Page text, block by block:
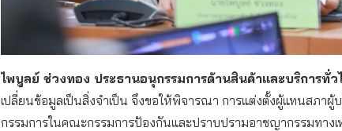
ไพบูลย์ ช่วงทอง ประธานอนุกรรมการด้านสินค้าและบริการทั่ว
เปลี่ยนข้อมูลเป็นสิ่งจำเป็น จึงขอให้พิจารณา การแต่งตั้งผู้แทนสภาผู้
กรรมการในคณะกรรมการป้องกันและปราบปรามอาชญากรรมทางเ